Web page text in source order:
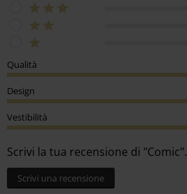
Qualità
Design
Vestibilità
Scrivi la tua recensione di "Comic".
Scrivi una recensione